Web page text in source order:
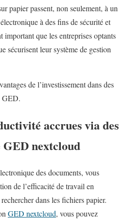
papier passent, non seulement, à un
à des fins de sécurité et
important que les entreprises optants
sécurisent leur système de gestion
de l’investissement dans des
GED.
accrues via des
GED nextcloud
des documents, vous
de l’efficacité de travail en
dans les fichiers papier.
GED nextcloud, vous pouvez